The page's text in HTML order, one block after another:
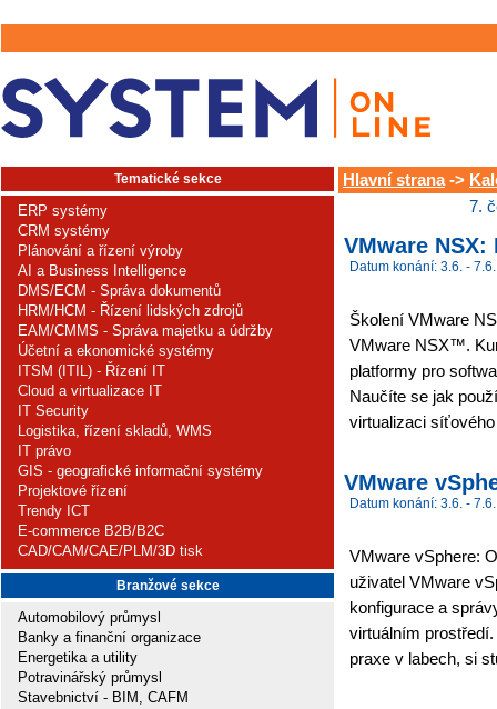
Tematické sekce
ERP systémy
CRM systémy
Plánování a řízení výroby
AI a Business Intelligence
DMS/ECM - Správa dokumentů
HRM/HCM - Řízení lidských zdrojů
EAM/CMMS - Správa majetku a údržby
Účetní a ekonomické systémy
ITSM (ITIL) - Řízení IT
Cloud a virtualizace IT
IT Security
Logistika, řízení skladů, WMS
IT právo
GIS - geografické informační systémy
Projektové řízení
Trendy ICT
E-commerce B2B/B2C
CAD/CAM/CAE/PLM/3D tisk
Branžové sekce
Automobilový průmysl
Banky a finanční organizace
Energetika a utility
Potravinářský průmysl
Stavebnictví - BIM, CAFM
Hlavní strana->
7.
VMware
Datum konání: 3.6. - 7.6.
Školení VMware
VMware NSX™.
platformy pro
Naučíte se jak
virtualizaci
VMware
Datum konání: 3.6. - 7.6.
VMware vSphere:
uživatel VMware
konfigurace a
virtuálním
praxe v labech, si